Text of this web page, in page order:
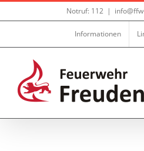
Zum
Notruf: 112 |
Informationen